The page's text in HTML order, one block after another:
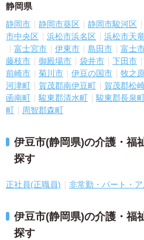
静岡県
静岡市 静岡市葵区 静岡市駿河区
市中央区
浜松市浜名区 浜松市天
富士宮市
伊東市 島田市 富士
藤枝市
御殿場市 袋井市 下田市
前崎市
菊川市 伊豆の国市 牧之
河津町
賀茂郡南伊豆町 賀茂郡松
函南町
駿東郡清水町 駿東郡長泉
町
周智郡森町
伊豆市(静岡県)の介護・福
探す
正社員(正職員) 非常勤・パート・ア
伊豆市(静岡県)の介護・福
探す